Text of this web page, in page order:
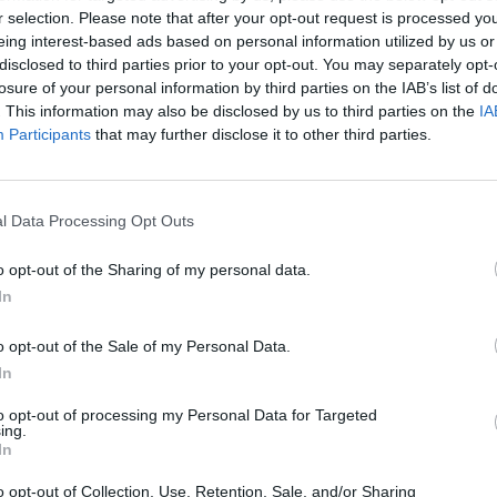
selection. Please note that after your opt-out request is processed
interest-based ads based on personal information utilized by us
to third parties prior to your opt-out. You may separately
of your personal information by third parties on the IAB’s list of
This information may also be disclosed by us to third parties on the
Participants that may further disclose it to other third parties.
Data Processing Opt Outs
opt-out of the Sharing of my personal data.
opt-out of the Sale of my Personal Data.
opt-out of processing my Personal Data for Targeted
opt-out of Collection, Use, Retention, Sale, and/or Sharing
anni” è il nome di una pagina creata da tre amici che vivono sul
Presenta i fatti del giorno ma con un salto indietro nel
TICINO
per solidarietà
è organizzato da Sesto 76 Lisanza. Appuntamento sabato 8
arrestano spacciatore
- CASTELLETTO TICINO
la fune della Lega
medicate a Sesto Calende, una donna ha un braccio
anche Giorgetti, Rizzi e Longoni
fune con Bossi sulle sponde del
maschiele e una femminile. L’ultima edizione era stata vinta dai